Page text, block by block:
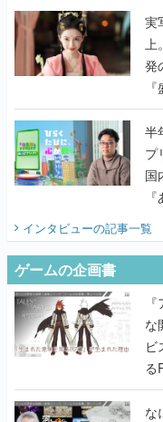
ん
実
発
う
半
プ
国
インタビューの記事一覧
ゲームの企画書
な
ビ
る
書
な